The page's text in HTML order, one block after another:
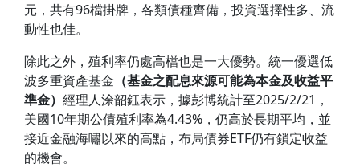
元，共有96檔掛牌，各類債種齊備，投資選擇性多、流
動性也佳。
除此之外，殖利率仍處高檔也是一大優勢。統一優選低
波多重資產基金 （基金之配息來源可能為本金及收益平
準金） 經理人涂韶鈺表示，據彭博統計至2025/2/21，
美國10年期公債殖利率為4.43%，仍高於長期平均，並
接近金融海嘯以來的高點，布局債券ETF仍有鎖定收益
的機會。